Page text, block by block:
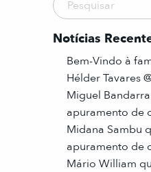
Notícias
Bem-Vindo à
Hélder Tavares
Miguel
apuramento de
Midana Sambu
apuramento de
Mário William